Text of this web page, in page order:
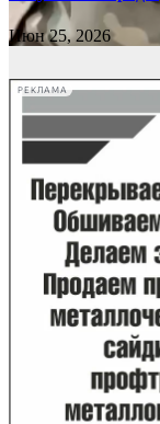
Июн 25, 2026
РЕКЛАМА